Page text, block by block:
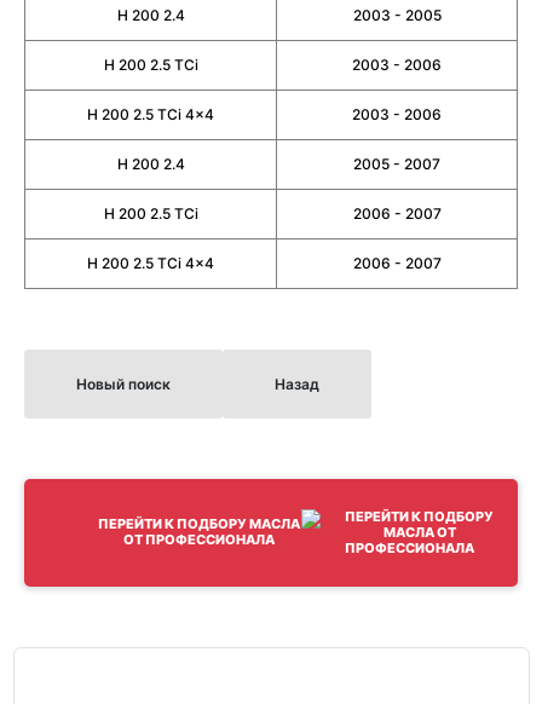
H 200 2.4 2003 - 2005
H 200 2.5 TCi 2003 - 2006
H 200 2.5 TCi 4x4 2003 - 2006
H 200 2.4 2005 - 2007
H 200 2.5 TCi 2006 - 2007
H 200 2.5 TCi 4x4 2006 - 2007
Новый поиск Назад
ПЕРЕЙТИ К ПОДБОРУ МАСЛА
ОТ ПРОФЕССИОНАЛА